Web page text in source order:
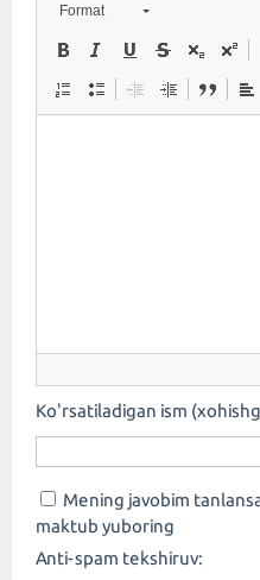
Format
Ko'rsatiladigan ism
Mening javobim
maktub yuboring
Anti-spam tekshiruv: